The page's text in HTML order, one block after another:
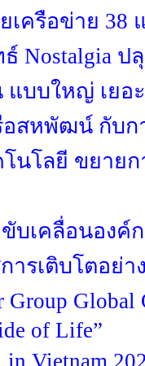
เครือข่าย 38
Nostalgia ป
บบใหญ่ เยอ
อสหพัฒน์ กับก
นโลยี ขยาย
ขับเคลื่อนอง
ารเติบโตอย่
Group
of Life”
in Vietnam